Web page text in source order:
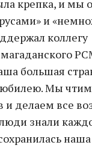
крепка, и мы
и
коллегу
большая
юбилею. Мы
и делаем все
знали
наша